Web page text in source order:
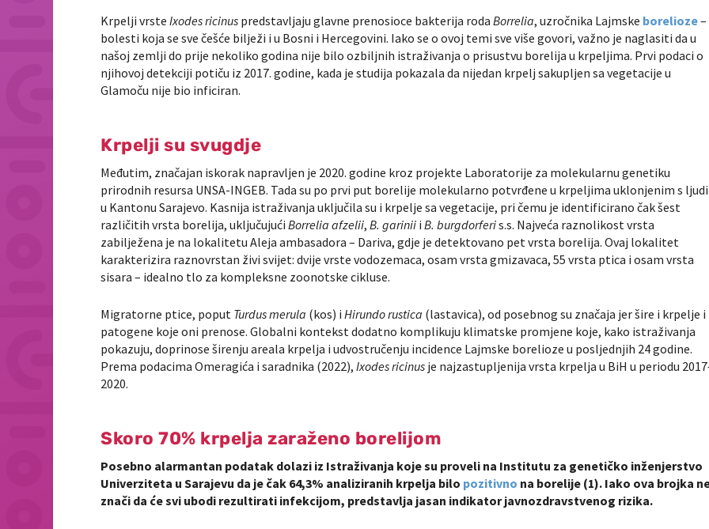
Krpelji vrsteIxodes ricinus predstavljaju glavne prenosioce bakterija rodaBorrelia, uzročnika Lajmske borelioze–
bolesti koja se sve češće bilježi i u Bosni i Hercegovini. Iako se o ovoj temi sve više govori, važno je naglasiti da u
našoj zemlji do prije nekoliko godina nije bilo ozbiljnih istraživanja o prisustvu borelija u krpeljima. Prvi podaci o
njihovoj detekciji potiču iz 2017. godine, kada je studija pokazala da nijedan krpelj sakupljen sa vegetacije u
Glamoču nije bio inficiran.
Krpelji su svugdje
Međutim, značajan iskorak napravljen je 2020. godine kroz projekte Laboratorije za molekularnu genetiku
prirodnih resursa UNSA-INGEB. Tada su po prvi put borelije molekularno potvrđene u krpeljima uklonjenim s ljudi
u Kantonu Sarajevo. Kasnija istraživanja uključila su i krpelje sa vegetacije, pri čemu je identificirano čak šest
različitih vrsta borelija, uključujućiBorrelia afzelii,B. garinii iB. burgdorferis.s. Najveća raznolikost vrsta
zabilježena je na lokalitetu Aleja ambasadora – Dariva, gdje je detektovano pet vrsta borelija. Ovaj lokalitet
karakterizira raznovrstan živi svijet: dvije vrste vodozemaca, osam vrsta gmizavaca, 55 vrsta ptica i osam vrsta
sisara – idealno tlo za kompleksne zoonotske cikluse.
Migratorne ptice, poput Turdus merula (kos) iHirundo rustica (lastavica), od posebnog su značaja jer šire i krpelje i
patogene koje oni prenose. Globalni kontekst dodatno komplikuju klimatske promjene koje, kako istraživanja
pokazuju, doprinose širenju areala krpelja i udvostručenju incidence Lajmske borelioze u posljednjih 24 godine.
Prema podacima Omeragića i saradnika (2022),Ixodes ricinus je najzastupljenija vrsta krpelja u BiH u periodu
2020.
Skoro 70% krpelja zaraženo borelijom
Posebno alarmantan podatak dolazi iz Istraživanja koje su proveli na Institutu za genetičko inženjerstvo
Univerziteta u Sarajevu da je čak 64,3% analiziranih krpelja bilo pozitivno na borelije (1). Iako ova brojka
znači da će svi ubodi rezultirati infekcijom, predstavlja jasan indikator javnozdravstvenog rizika.